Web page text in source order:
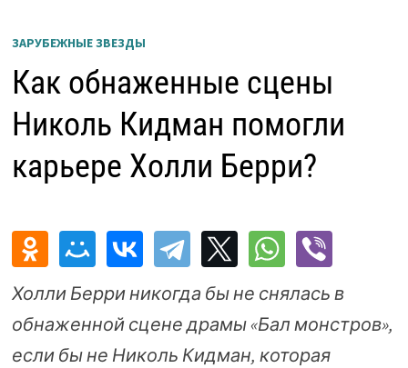
ЗАРУБЕЖНЫЕ ЗВЕЗДЫ
Как обнаженные сцены
Николь Кидман помогли
карьере Холли Берри?
Холли Берри никогда бы не снялась в
обнаженной сцене драмы «Бал монстров»,
если бы не Николь Кидман, которая